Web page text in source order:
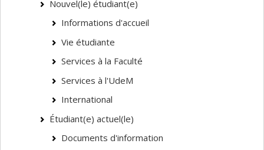
Nouvel(le) étudiant(e)
Informations d'accueil
Vie étudiante
Services à la Faculté
Services à l'UdeM
International
Étudiant(e) actuel(le)
Documents d'information